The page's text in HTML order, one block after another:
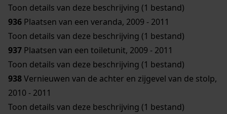
Toon details van deze beschrijving (1 bestand)
936 Plaatsen van een veranda, 2009 - 2011
Toon details van deze beschrijving (1 bestand)
937 Plaatsen van een toiletunit, 2009 - 2011
Toon details van deze beschrijving (1 bestand)
938Vernieuwen van de achter en zijgevel van de stolp,
2010 - 2011
Toon details van deze beschrijving (1 bestand)